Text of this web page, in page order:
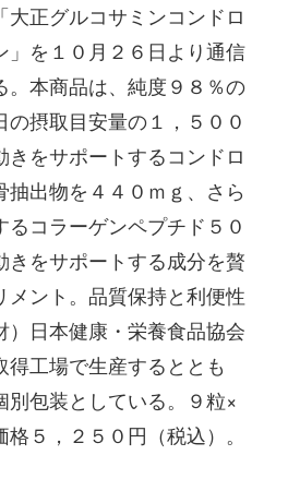
大正グルコサミンコンドロ
」を１０月２６日より通信
。本商品は、純度９８％の
の摂取目安量の１，５００
きをサポートするコンドロ
抽出物を４４０ｍｇ、さら
コラーゲンペプチド５０
きをサポートする成分を贅
メント。品質保持と利便性
）日本健康・栄養食品協会
工場で生産するととも
別包装としている。９粒×
５，２５０円（税込）。